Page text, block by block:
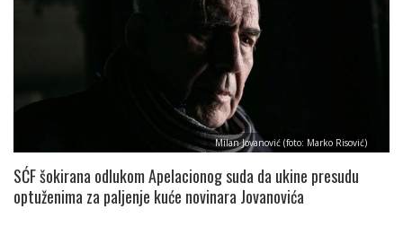
Milan Jovanović (foto: Marko Risović)
SĆF šokirana odlukom Apelacionog suda da ukine presudu
optuženima za paljenje kuće novinara Jovanovića